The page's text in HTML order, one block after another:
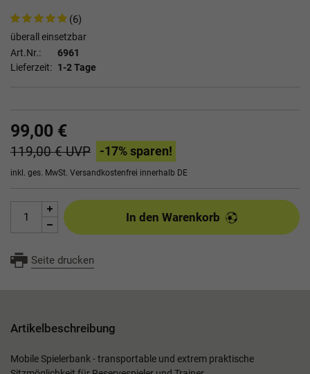
(6)
überall einsetzbar
Art.Nr.:
6961
Lieferzeit: 1-2 Tage
99,00 €
119,00 €UVP -17% sparen!
inkl. ges. MwSt. Versandkostenfrei innerhalb DE
In den Warenkorb
Seite drucken
Artikelbeschreibung
Mobile Spielerbank - transportable und extrem praktische